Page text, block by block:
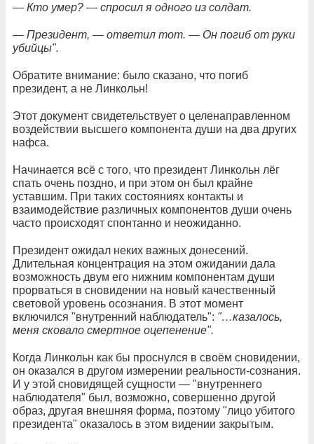
— Кто умер? — спросил я одного из солдат.
— Президент, — ответил тот. — Он погиб от руки
убийцы".
Обратите внимание: было сказано, что погиб
президент, а не Линкольн!
Этот документ свидетельствует о целенаправленном
воздействии высшего компонента души на два других
нафса.
Начинается всё с того, что президент Линкольн лёг
спать очень поздно, и при этом он был крайне
уставшим. При таких состояниях контакты и
взаимодействие различных компонентов души очень
часто происходят спонтанно и неожиданно.
Президент ожидал неких важных донесений.
Длительная концентрация на этом ожидании дала
возможность двум его нижним компонентам души
прорваться в сновидении на новый качественный
световой уровень осознания. В этот момент
включился "внутренний наблюдатель": "…казалось,
меня сковало смертное оцепенение".
Когда Линкольн как бы проснулся в своём сновидении,
он оказался в другом измерении реальности-сознания.
И у этой сновидящей сущности — "внутреннего
наблюдателя" был, возможно, совершенно другой
образ, другая внешняя форма, поэтому "лицо убитого
президента" оказалось в этом видении закрытым.